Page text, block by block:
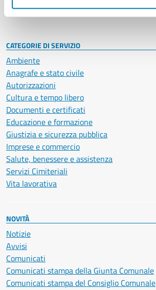
Intranet, posta aziendale e protocollo
CATEGORIE DI SERVIZIO
Ambiente
Anagrafe e stato civile
Autorizzazioni
Cultura e tempo libero
Documenti e certificati
Educazione e formazione
Giustizia e sicurezza pubblica
Imprese e commercio
Salute, benessere e assistenza
Servizi Cimiteriali
Vita lavorativa
NOVITÀ
Notizie
Avvisi
Comunicati
Comunicati stampa della Giunta Comunale
Comunicati stampa del Consiglio Comunale